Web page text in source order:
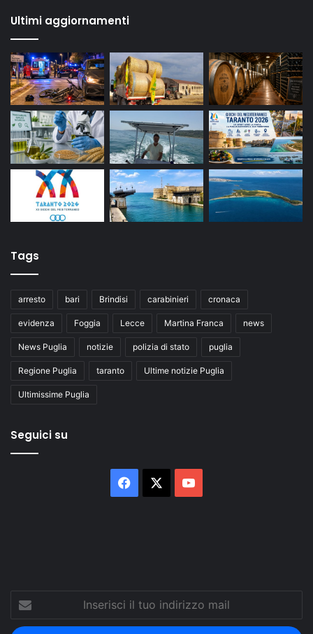
Ultimi aggiornamenti
Tags
arresto bari Brindisi carabinieri cronaca
evidenza Foggia Lecce Martina Franca news
News Puglia notizie polizia di stato puglia
Regione Puglia taranto Ultime notizie Puglia
Ultimissime Puglia
Seguici su
Facebook
Inserisci
tuo